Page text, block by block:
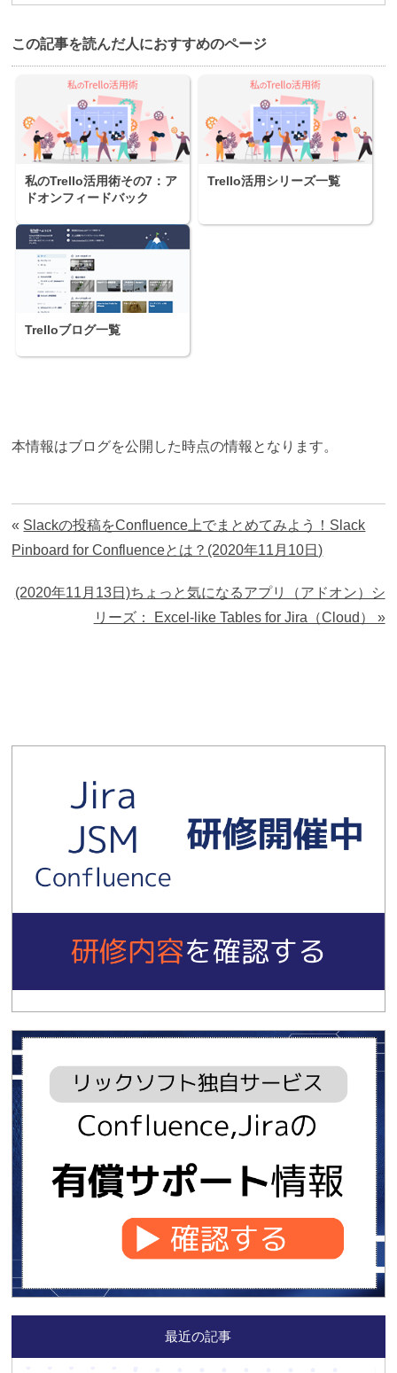
この記事を読んだ⼈におすすめのページ
私のTrello活用術その7：ア
ドオンフィードバック
Trello活用シリーズ一覧
Trelloブログ一覧
本情報はブログを公開した時点の情報となります。
« Slackの投稿をConfluence上でまとめてみよう！Slack
Pinboard for Confluenceとは？(2020年11月10日)
(2020年11月13日)ちょっと気になるアプリ（アドオン）シ
リーズ： Excel-like Tables for Jira（Cloud） »
最近の記事